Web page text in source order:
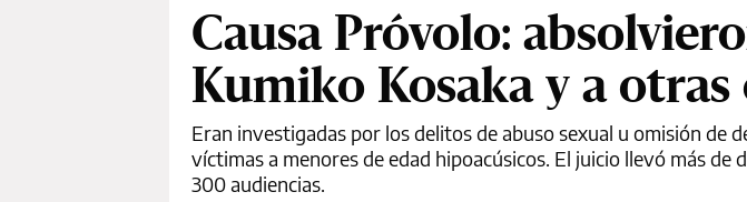
Causa Próvolo:
Kumiko Kosaka y a
Eran investigadas por los delitos de abuso sexual u omisión de
víctimas a menores de edad hipoacúsicos. El juicio llevó más de
300 audiencias.